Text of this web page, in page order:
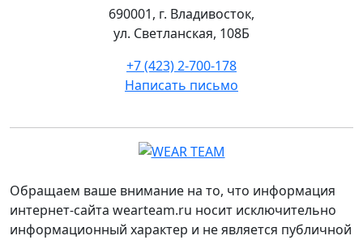
690001, г. Владивосток,
ул. Светланская, 108Б
+7 (423) 2-700-178
Написать письмо
Обращаем ваше внимание на то, что информация
интернет-сайта wearteam.ru носит исключительно
информационный характер и не является публичной